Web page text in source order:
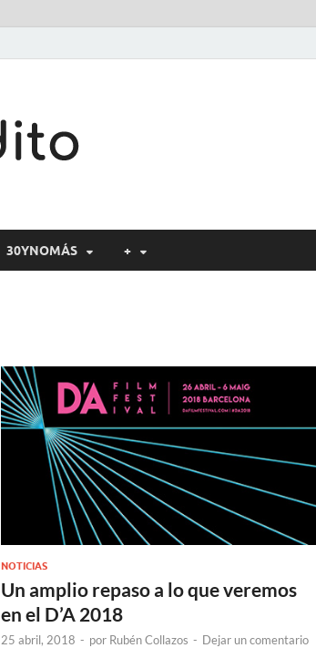
30YNOMÁS +
NOTICIAS
Un amplio repaso a lo que veremos
en el D’A 2018
25 abril, 2018 - por Rubén Collazos - Dejar un comentario